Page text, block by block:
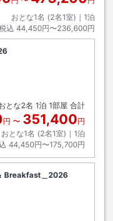
おとな1名 (2名1室)｜ 1泊
込 44,450円〜236,600円
とな2名 1泊 1部屋 合計
円 〜 351,400円
おとな1名 (2名1室)｜ 1泊
44,450円〜175,700円
Breakfast＿2026